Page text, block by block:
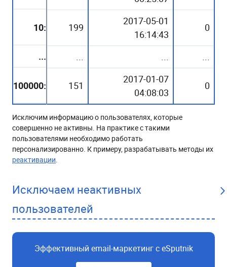
10: 199
2017-05-01
16:14:43
0
... ... ... ...
100000: 151
2017-01-07
04:08:03
0
Исключим информацию о пользователях, которые
совершенно не активны. На практике с такими
пользователями необходимо работать
персонализированно. К примеру, разрабатывать методы их
реактивации.
Исключаем неактивных
пользователей
Эффективный email-маркетинг с eSputnik